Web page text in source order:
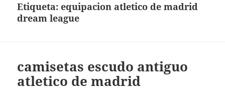
Etiqueta:equipacion atletico de madrid
dream league
camisetas escudo antiguo
atletico de madrid